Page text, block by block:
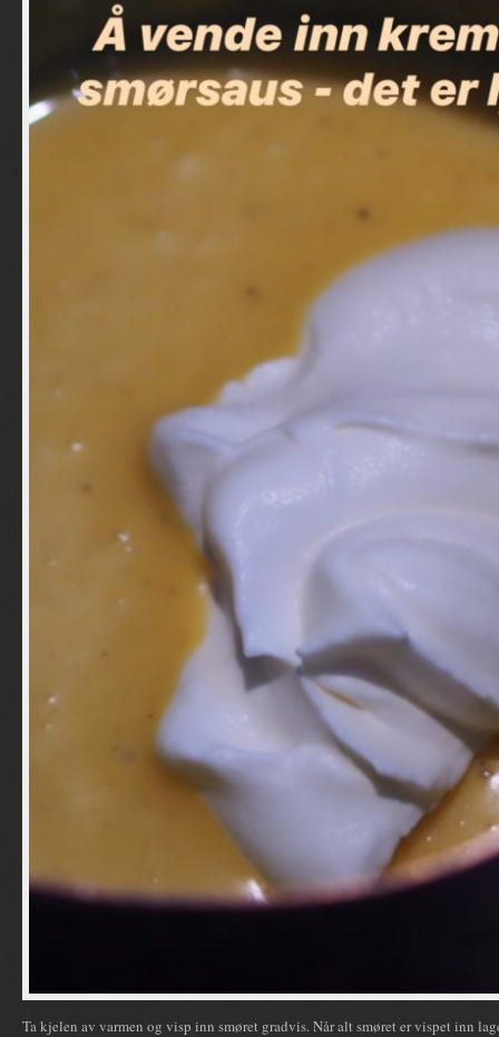
Ta kjelen av varmen og visp inn smøret gradvis. Når alt smøret er vispet inn